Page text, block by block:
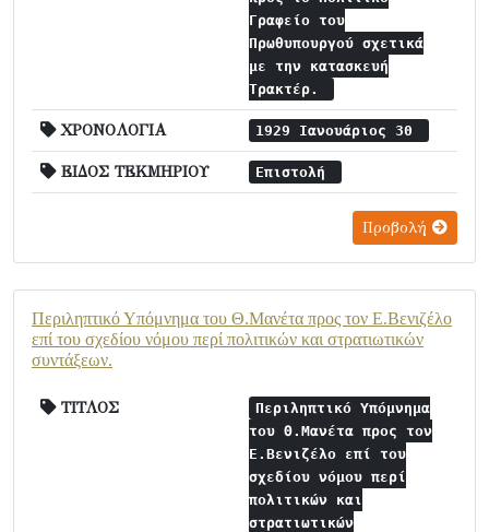
Γραφείο του
Πρωθυπουργού σχετικά
με την κατασκευή
Τρακτέρ.
ΧΡΟΝΟΛΟΓΙΑ 1929 Ιανουάριος 30
ΕΙΔΟΣ ΤΕΚΜΗΡΙΟΥ Επιστολή
Προβολή
Περιληπτικό Υπόμνημα του Θ.Μανέτα προς τον Ε.Βενιζέλο
επί του σχεδίου νόμου περί πολιτικών και στρατιωτικών
συντάξεων.
ΤΙΤΛΟΣ
Περιληπτικό Υπόμνημα
του Θ.Μανέτα προς τον
Ε.Βενιζέλο επί του
σχεδίου νόμου περί
πολιτικών και
στρατιωτικών